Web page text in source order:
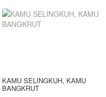
KAMU SELINGKUH, KAMU
BANGKRUT